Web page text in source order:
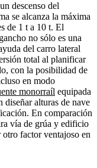
descenso del
se alcanza la máxima
de 1 t a 10 t. El
no sólo es una
del carro lateral
total al planificar
con la posibilidad de
en modo
monorraíl equipada
diseñar alturas de nave
En comparación
vía de grúa y edificio
factor ventajoso en